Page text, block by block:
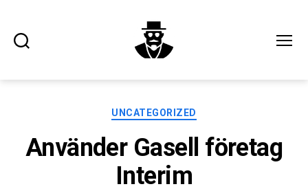
Kategorier
UNCATEGORIZED
Använder Gasell företag
Interim